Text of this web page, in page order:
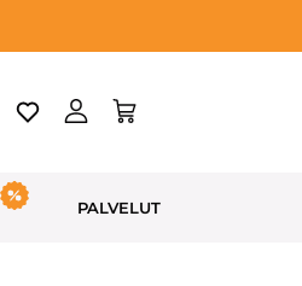
PALVELUT